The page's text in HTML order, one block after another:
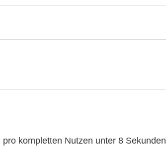
kompletten Nutzen unter 8 Sekunden